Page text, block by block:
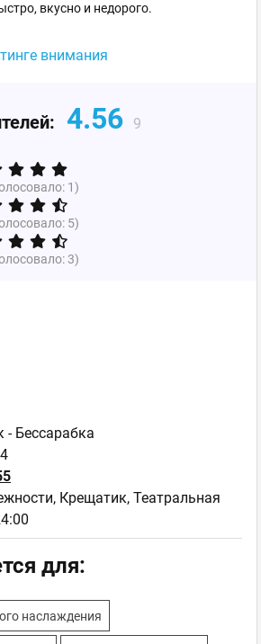
вкусно и недорого.
внимания
4.56 9
1)
5)
3)
- Бессарабка
Крещатик, Театральная
для:
наслаждения